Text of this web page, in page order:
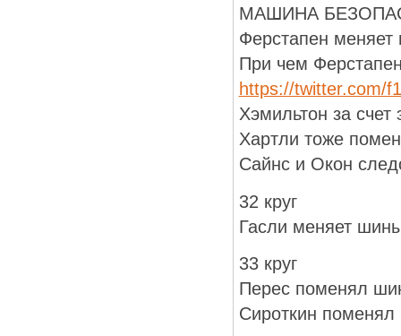
МАШИНА
Ферстапен
При чем
https://twitter.com/
Хэмильтон за
Хартли тоже
Сайнс и Окон
32 круг
Гасли меняет
33 круг
Перес поменял
Сироткин